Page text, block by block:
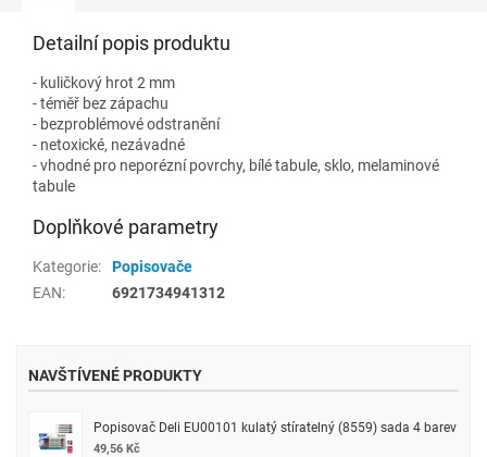
Detailní popis produktu
- kuličkový hrot 2 mm
- téměř bez zápachu
- bezproblémové odstranění
- netoxické, nezávadné
- vhodné pro neporézní povrchy, bílé tabule, sklo, melaminové
tabule
Doplňkové parametry
Kategorie:
Popisovače
EAN: 6921734941312
NAVŠTÍVENÉ PRODUKTY
Popisovač Deli EU00101 kulatý stíratelný (8559) sada 4 barev
49,56 Kč